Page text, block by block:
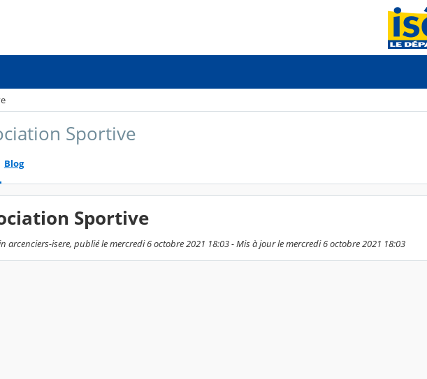
Sportive
Blog
Sportive
arcenciers-isere, publié le mercredi 6 octobre 2021 18:03 - Mis à jour le mercredi 6 octobre 2021 18:03